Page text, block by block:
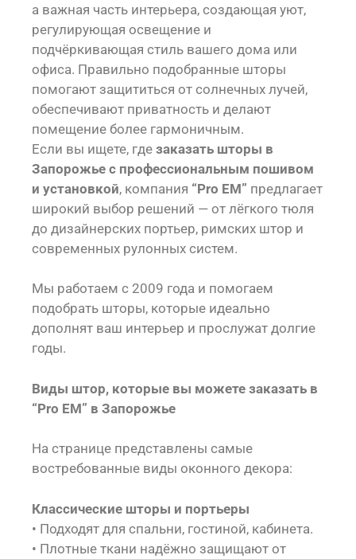
а важная часть интерьера, создающая уют,
регулирующая освещение и
подчёркивающая стиль вашего дома или
офиса. Правильно подобранные шторы
помогают защититься от солнечных лучей,
обеспечивают приватность и делают
помещение более гармоничным.
Если вы ищете, где заказать шторы в
Запорожье с профессиональным пошивом
и установкой, компания “Pro EM” предлагает
широкий выбор решений — от лёгкого тюля
до дизайнерских портьер, римских штор и
современных рулонных систем.
Мы работаем с 2009 года и помогаем
подобрать шторы, которые идеально
дополнят ваш интерьер и прослужат долгие
годы.
Виды штор, которые вы можете заказать в
“Pro EM” в Запорожье
На странице представлены самые
востребованные виды оконного декора:
Классические шторы и портьеры
• Подходят для спальни, гостиной, кабинета.
• Плотные ткани надёжно защищают от